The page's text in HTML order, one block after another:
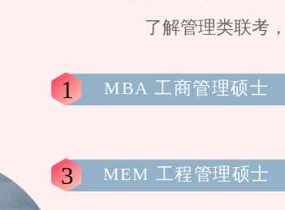
了解管理类联考
1 MBA 工商管理硕士
3 MEM 工程管理硕士